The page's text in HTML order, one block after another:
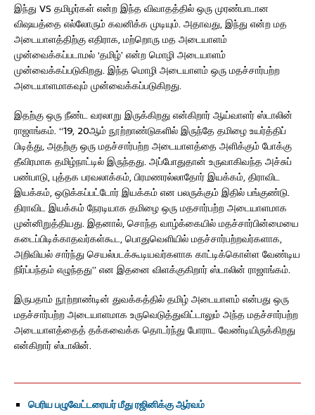
இந்து VS தமிழர்கள் என்ற இந்த விவாதத்தில் ஒரு முரண்பாடான
விஷயத்தை எல்லோரும் கவனிக்க முடியும். அதாவது, இந்து என்ற மத
அடையாளத்திற்கு எதிராக, மற்றொரு மத அடையாளம்
முன்வைக்கப்படாமல் ‘தமிழ்’ என்ற மொழி அடையாளம்
முன்வைக்கப்படுகிறது. இந்த மொழி அடையாளம் ஒரு மதச்சார்பற்ற
அடையாளமாகவும் முன்வைக்கப்படுகிறது.
இதற்கு ஒரு நீண்ட வரலாறு இருக்கிறது என்கிறார் ஆய்வாளர் ஸ்டாலின்
ராஜாங்கம். “19, 20ஆம் நூற்றாண்டுகளில் இருந்தே தமிழை உயர்த்திப்
பிடித்து, அதற்கு ஒரு மதச்சார்பற்ற அடையாளத்தை அளிக்கும் போக்கு
தீவிரமாக தமிழ்நாட்டில் இருந்தது. அப்போதுதான் உருவாகிவந்த அச்சுப்
பண்பாடு, புத்தக பரவலாக்கம், பிரமணரல்லாதோர் இயக்கம், திராவிட
இயக்கம், ஒடுக்கப்பட்டோர் இயக்கம் என பலருக்கும் இதில் பங்குண்டு.
திராவிட இயக்கம் நேரடியாக தமிழை ஒரு மதசார்பற்ற அடையாளமாக
முன்னிறுத்தியது. இதனால், சொந்த வாழ்க்கையில் மதச்சார்பின்மையை
கடைப்பிடிக்காதவர்கள்கூட, பொதுவெளியில் மதச்சார்பற்றவர்களாக,
அறிவியல் சார்ந்து செயல்படக்கூடியவர்களாக காட்டிக்கொள்ள வேண்டிய
நிர்ப்பந்தம் எழுந்தது” என இதனை விளக்குகிறார் ஸ்டாலின் ராஜாங்கம்.
இருபதாம் நூற்றாண்டின் துவக்கத்தில் தமிழ் அடையாளம் என்பது ஒரு
மதச்சார்பற்ற அடையாளமாக உருவெடுத்துவிட்டாலும் அந்த மதச்சார்பற்ற
அடையாளத்தைத் தக்கவைக்க தொடர்ந்து போராட வேண்டியிருக்கிறது
என்கிறார் ஸ்டாலின்.
பெரிய பழுவேட்டரையர் மீது ரஜினிக்கு ஆர்வம்